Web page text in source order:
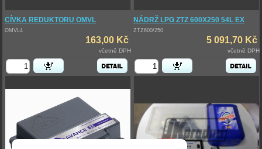
CÍVKA REDUKTORU OMVL
OMVL4
163,00 Kč
včetně DPH
NÁDRŽ LPG ZTZ 600X250 54L EX
ZTZ600/250
5 091,70 Kč
včetně DPH